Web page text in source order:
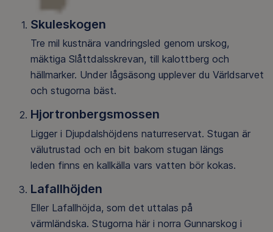
Skuleskogen
Tre mil kustnära vandringsled genom urskog,
mäktiga Slåttdalsskrevan, till kalottberg och
hällmarker. Under lågsäsong upplever du Världsarvet
och stugorna bäst.
Hjortronbergsmossen
Ligger i Djupdalshöjdens naturreservat. Stugan är
välutrustad och en bit bakom stugan längs
leden finns en kallkälla vars vatten bör kokas.
Lafallhöjden
Eller Lafallhöjda, som det uttalas på
värmländska. Stugorna här i norra Gunnarskog i